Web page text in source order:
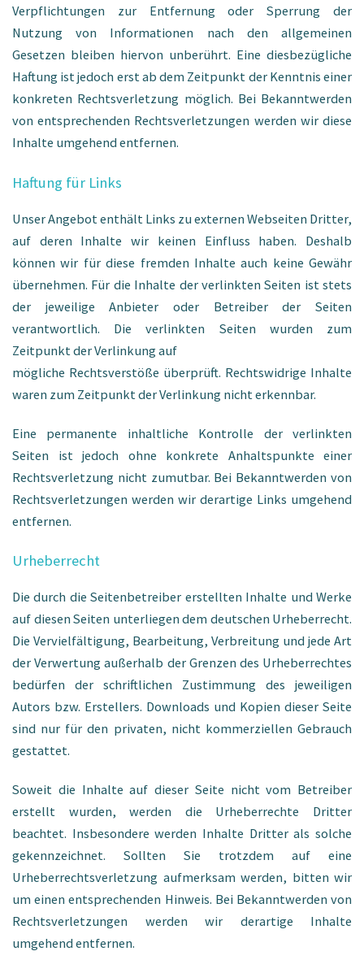
Verpflichtungen zur Entfernung oder Sperrung der
Nutzung von Informationen nach den allgemeinen
Gesetzen bleiben hiervon unberührt. Eine diesbezügliche
Haftung ist jedoch erst ab dem Zeitpunkt der Kenntnis einer
konkreten Rechtsverletzung möglich. Bei Bekanntwerden
von entsprechenden Rechtsverletzungen werden wir diese
Inhalte umgehend entfernen.
Haftung für Links
Unser Angebot enthält Links zu externen Webseiten Dritter,
auf deren Inhalte wir keinen Einfluss haben. Deshalb
können wir für diese fremden Inhalte auch keine Gewähr
übernehmen. Für die Inhalte der verlinkten Seiten ist stets
der jeweilige Anbieter oder Betreiber der Seiten
verantwortlich. Die verlinkten Seiten wurden zum
Zeitpunkt der Verlinkung auf
mögliche Rechtsverstöße überprüft. Rechtswidrige Inhalte
waren zum Zeitpunkt der Verlinkung nicht erkennbar.
Eine permanente inhaltliche Kontrolle der verlinkten
Seiten ist jedoch ohne konkrete Anhaltspunkte einer
Rechtsverletzung nicht zumutbar. Bei Bekanntwerden von
Rechtsverletzungen werden wir derartige Links umgehend
entfernen.
Urheberrecht
Die durch die Seitenbetreiber erstellten Inhalte und Werke
auf diesen Seiten unterliegen dem deutschen Urheberrecht.
Die Vervielfältigung, Bearbeitung, Verbreitung und jede Art
der Verwertung außerhalb der Grenzen des Urheberrechtes
bedürfen der schriftlichen Zustimmung des jeweiligen
Autors bzw. Erstellers. Downloads und Kopien dieser Seite
sind nur für den privaten, nicht kommerziellen Gebrauch
gestattet.
Soweit die Inhalte auf dieser Seite nicht vom Betreiber
erstellt wurden, werden die Urheberrechte Dritter
beachtet. Insbesondere werden Inhalte Dritter als solche
gekennzeichnet. Sollten Sie trotzdem auf eine
Urheberrechtsverletzung aufmerksam werden, bitten wir
um einen entsprechenden Hinweis. Bei Bekanntwerden von
Rechtsverletzungen werden wir derartige Inhalte
umgehend entfernen.